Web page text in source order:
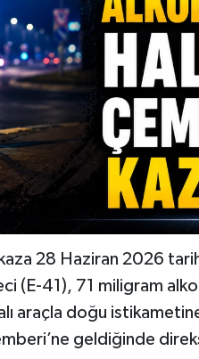
28 Haziran 2026
(E-41), 71 miligram
araçla doğu
geldiğinde